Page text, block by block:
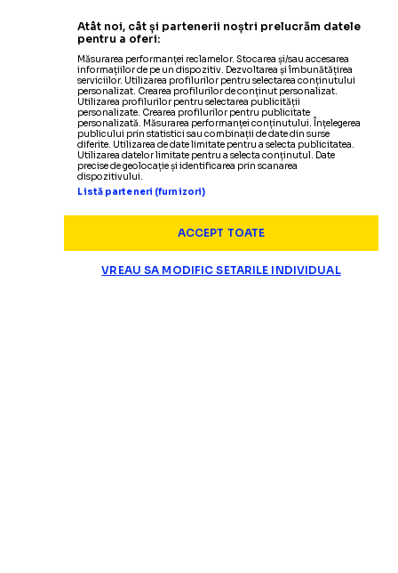
Atât noi, cât și partenerii noștri prelucrăm datele
pentru a oferi:
Măsurarea performanței reclamelor. Stocarea și/sau accesarea
informațiilor de pe un dispozitiv. Dezvoltarea și îmbunătățirea
serviciilor. Utilizarea profilurilor pentru selectarea conținutului
personalizat. Crearea profilurilor de conținut personalizat.
Utilizarea profilurilor pentru selectarea publicității
personalizate. Crearea profilurilor pentru publicitate
personalizată. Măsurarea performanței conținutului. Înțelegerea
publicului prin statistici sau combinații de date din surse
diferite. Utilizarea de date limitate pentru a selecta publicitatea.
Utilizarea datelor limitate pentru a selecta conținutul. Date
precise de geolocație și identificarea prin scanarea
dispozitivului.
Listă parteneri (furnizori)
ACCEPT TOATE
VREAU SA MODIFIC SETARILE INDIVIDUAL